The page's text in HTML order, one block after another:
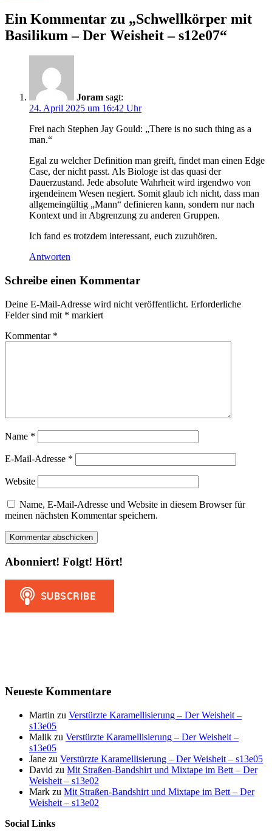
Ein Kommentar zu „Schwellkörper mit
Basilikum – Der Weisheit – s12e07“
Joram sagt:
24. April 2025 um 16:42 Uhr
Frei nach Stephen Jay Gould: „There is no such thing as a
man.“
Egal zu welcher Definition man greift, findet man einen Edge
Case, der nicht passt. Als Biologe ist das quasi der
Dauerzustand. Jede absolute Wahrheit wird irgendwo von
irgendeinem Wesen negiert. Somit glaub ich nicht, dass man
allgemeingültig „Mann“ definieren kann, sondern nur nach
Kontext und in Abgrenzung zu anderen Gruppen.
Ich fand es trotzdem interessant, euch zuzuhören.
Antworten
Schreibe einen Kommentar
Deine E-Mail-Adresse wird nicht veröffentlicht. Erforderliche
Felder sind mit * markiert
Kommentar *
Name *
E-Mail-Adresse *
Website
Name, E-Mail-Adresse und Website in diesem Browser für
meinen nächsten Kommentar speichern.
Abonniert! Folgt! Hört!
Neueste Kommentare
Martin zu Verstürzte Karamellisierung – Der Weisheit –
s13e05
Malik zu Verstürzte Karamellisierung – Der Weisheit –
s13e05
Jane zu Verstürzte Karamellisierung – Der Weisheit – s13e05
David zu Mit Straßen-Bandshirt und Mixtape im Bett – Der
Weisheit – s13e02
Mark zu Mit Straßen-Bandshirt und Mixtape im Bett – Der
Weisheit – s13e02
Social Links